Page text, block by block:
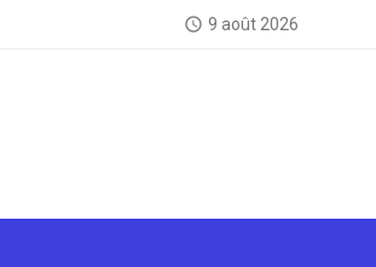
access_time 9 août 2026